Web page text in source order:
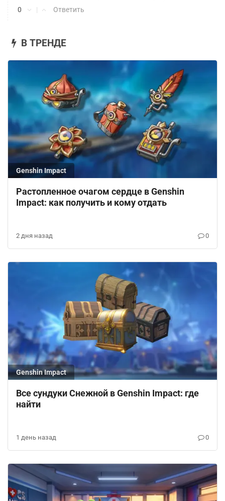
0 | Ответить
В ТРЕНДЕ
Genshin Impact
Растопленное очагом сердце в Genshin
Impact: как получить и кому отдать
2 дня назад 0
Genshin Impact
Все сундуки Снежной в Genshin Impact: где
найти
1 день назад 0